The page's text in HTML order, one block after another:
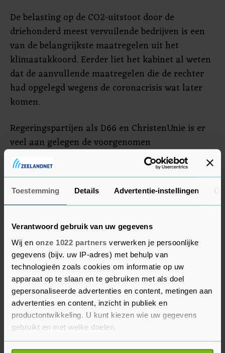
Toestemming Details Advertentie-instellingen
Verantwoord gebruik van uw gegevens
Wij en onze 1022 partners verwerken je persoonlijke
gegevens (bijv. uw IP-adres) met behulp van
technologieën zoals cookies om informatie op uw
apparaat op te slaan en te gebruiken met als doel
gepersonaliseerde advertenties en content, metingen aan
advertenties en content, inzicht in publiek en
productontwikkeling. U kunt kiezen wie uw gegevens
gebruikt en met welke doelen.
Als u het toestaat, willen we ook graag:
De belasting op de CO2-uitstoot door de
driehonderd meest vervuilende bedrijven is een
van de belangrijkste maatregelen uit het
klimaatakkoord. Eerder liet het kabinet al weten
dat de aanvullende maatregelen die de rechter
had opgelegd wegens de coronacrisis wat later
komen.
Regeringspartijen als D66 en ChristenUnie is er
veel aan gelegen de voorgenomen
klimaatheffingen tijdig ingevoerd te krijgen. De
aanstelling van een extra staatssecretaris van
Financiën eerder dit jaar bijvoorbeeld moest ook
in dát licht worden gezien, zei D66 destijds.